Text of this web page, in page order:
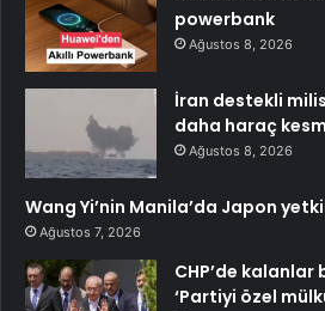
powerbank
Ağustos 8, 2026
İran destekli
daha haraç
Ağustos 8, 2026
Wang Yi’nin Manila’da Japon
Ağustos 7, 2026
CHP’de
‘Partiyi özel